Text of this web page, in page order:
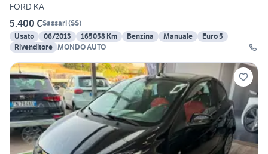
FORD KA
5.400 €Sassari(SS)
Usato
06/2013 165058 Km Benzina Manuale
Euro 5
Rivenditore MONDO AUTO